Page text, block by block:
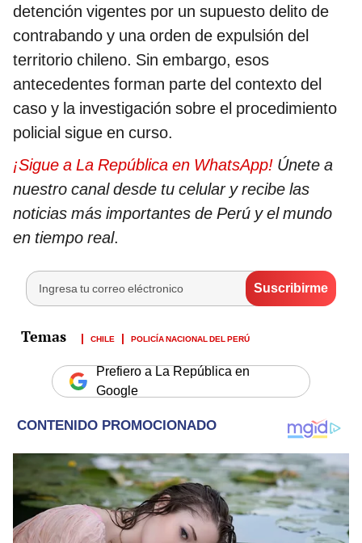
detención vigentes por un supuesto delito de
contrabando y una orden de expulsión del
territorio chileno. Sin embargo, esos
antecedentes forman parte del contexto del
caso y la investigación sobre el procedimiento
policial sigue en curso.
¡Sigue a La República en WhatsApp! Únete a
nuestro canal desde tu celular y recibe las
noticias más importantes de Perú y el mundo
en tiempo real.
CHILE POLICÍA NACIONAL DEL PERÚ
Prefiero a La República en
Google